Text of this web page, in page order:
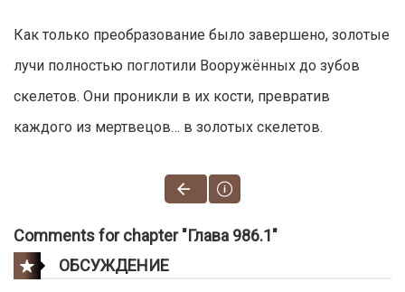
Как только преобразование было завершено, золотые
лучи полностью поглотили Вооружённых до зубов
скелетов. Они проникли в их кости, превратив
каждого из мертвецов… в золотых скелетов.
Comments for chapter "Глава 986.1"
ОБСУЖДЕНИЕ